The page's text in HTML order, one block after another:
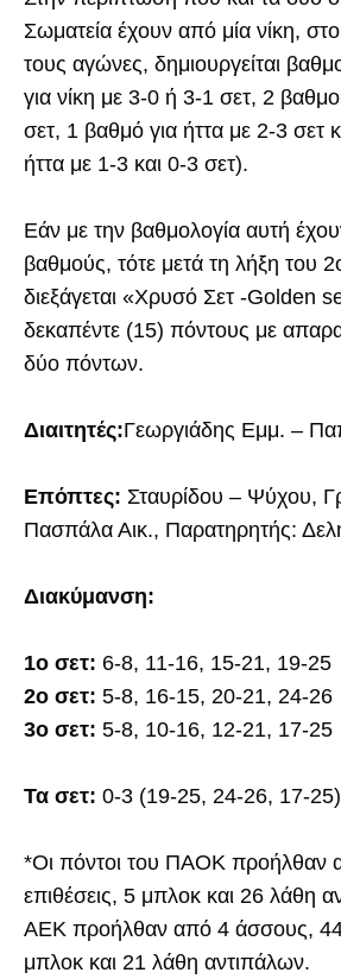
Σωματεία έχουν από μία νίκη,
τους αγώνες, δημιουργείται
για νίκη με 3-0 ή 3-1 σετ, 2
σετ, 1 βαθμό για ήττα με 2-3 σετ
ήττα με 1-3 και 0-3 σετ).
Εάν με την βαθμολογία αυτή
βαθμούς, τότε μετά τη λήξη του
διεξάγεται «Χρυσό Σετ -Golden
δεκαπέντε (15) πόντους με
δύο πόντων.
Διαιτητές:Γεωργιάδης Εμμ. –
Επόπτες: Σταυρίδου – Ψύχου,
Πασπάλα Αικ., Παρατηρητής:
Διακύμανση:
1ο σετ: 6-8, 11-16, 15-21, 19-25
2ο σετ: 5-8, 16-15, 20-21, 24-26
3ο σετ: 5-8, 10-16, 12-21, 17-25
Τα σετ: 0-3 (19-25, 24-26, 17-25)
*Οι πόντοι του ΠΑΟΚ προήλθαν
επιθέσεις, 5 μπλοκ και 26 λάθη
ΑΕΚ προήλθαν από 4 άσσους, 44
μπλοκ και 21 λάθη αντιπάλων.